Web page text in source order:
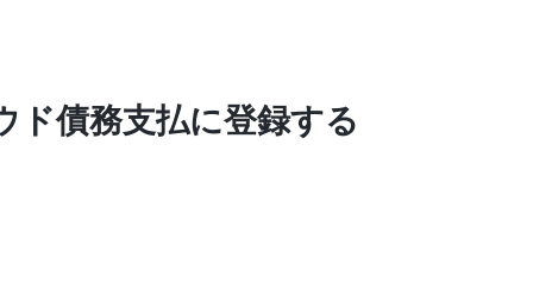
ド債務支払に登録する